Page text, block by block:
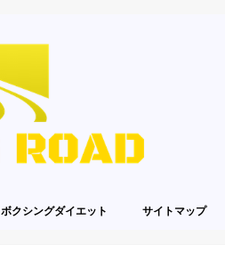
ボクシングダイエット サイトマップ